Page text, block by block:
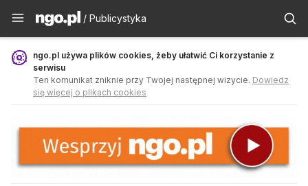
Publicystyka - ngo.pl
/ Publicystyka
ngo.pl używa plików cookies, żeby ułatwić Ci korzystanie z
serwisu
Ten komunikat zniknie przy Twojej następnej wizycie. Dowiedz
się więcej o plikach cookies